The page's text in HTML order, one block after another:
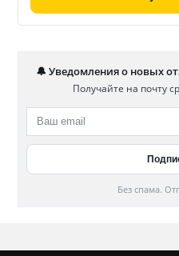
🔔 Уведомления о новых
Получайте на почту
Без спама.